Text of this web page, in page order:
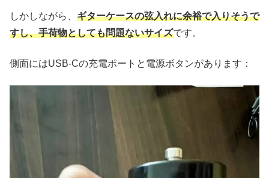
しかしながら、 ギターケースの弦入れに余裕で入りそうで
すし、手荷物としても問題ないサイズです。
側面にはUSB-Cの充電ポートと電源ボタンがあります：